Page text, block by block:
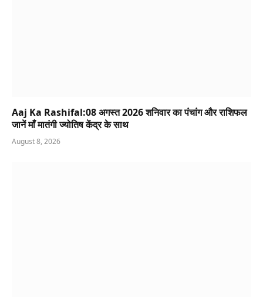
Aaj Ka Rashifal:08 अगस्त 2026 शनिवार का पंचांग और राशिफल
जानें माँ मातंगी ज्योतिष केंद्र के साथ
August 8, 2026